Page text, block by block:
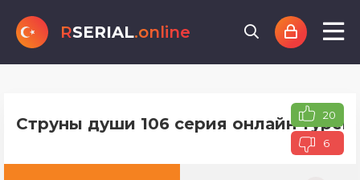
RSERIAL.online
Струны души 106 серия онлайн 20
6